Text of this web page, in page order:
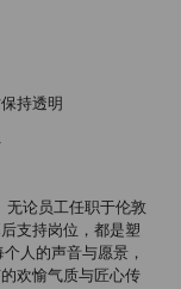
持透明
无论员工任职于伦敦
支持岗位，都是塑
人的声音与愿景，
欢愉气质与匠心传